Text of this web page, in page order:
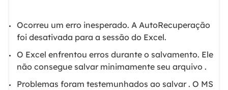
Ocorreu um erro inesperado. A AutoRecuperação
foi desativada para a sessão do Excel.
O Excel enfrentou erros durante o salvamento. Ele
não consegue salvar minimamente seu arquivo .
Problemas foram testemunhados ao salvar . O MS